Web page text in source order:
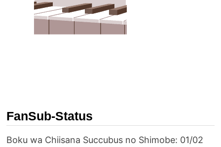
FanSub-Status
Boku wa Chiisana Succubus no Shimobe: 01/02